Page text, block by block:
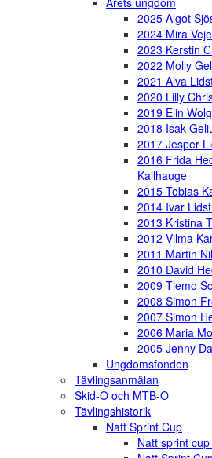
2025 Algot
2024 Mira
2023 Kerstin
2022 Molly
2021 Alva
2020 Lilly
2019 Elin
2018 Isak
2017 Jesper
2016 Frida
Kallhauge
2015 Tobias
2014 Ivar
2013 Kristina
2012 Vilma
2011 Martin
2010 David
2009 Tiemo
2008 Simon
2007 Simon
2006 Maria
2005 Jenny
Ungdomsfonden
Tävlingsanmälan
Skid-O och MTB-O
Tävlingshistorik
Natt Sprint Cup
Natt sprint